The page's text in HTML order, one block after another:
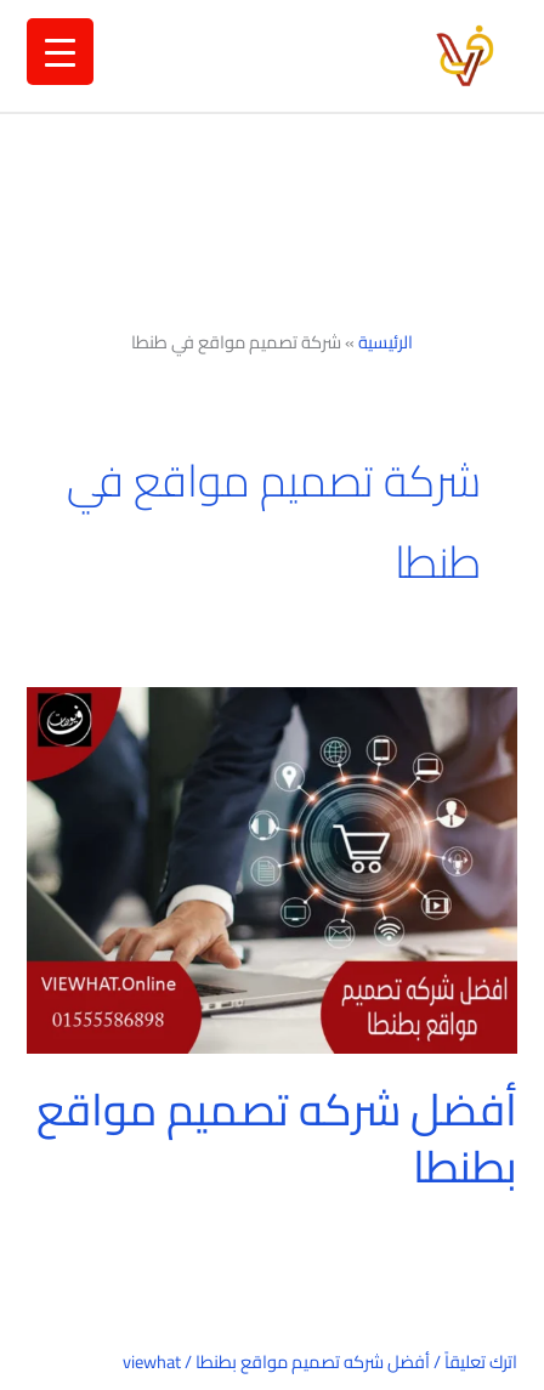
الرئيسية»شركة تصميم مواقع في طنطا
شركة تصميم مواقع في
طنطا
أفضل شركه تصميم مواقع
بطنطا
اترك تعليقاً/أفضل شركه تصميم مواقع بطنطا/
viewhat
أفضل
شركه
تصميم
بطنطا